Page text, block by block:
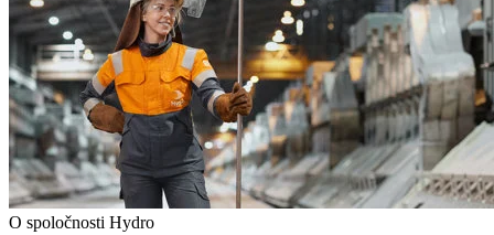
O spoločnosti Hydro